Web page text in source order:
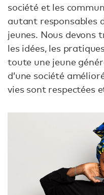
société et les
autant responsables
jeunes. Nous
les idées, les
toute une jeune
d’une société
vies sont respectées